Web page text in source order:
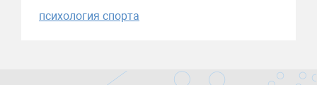
психология спорта